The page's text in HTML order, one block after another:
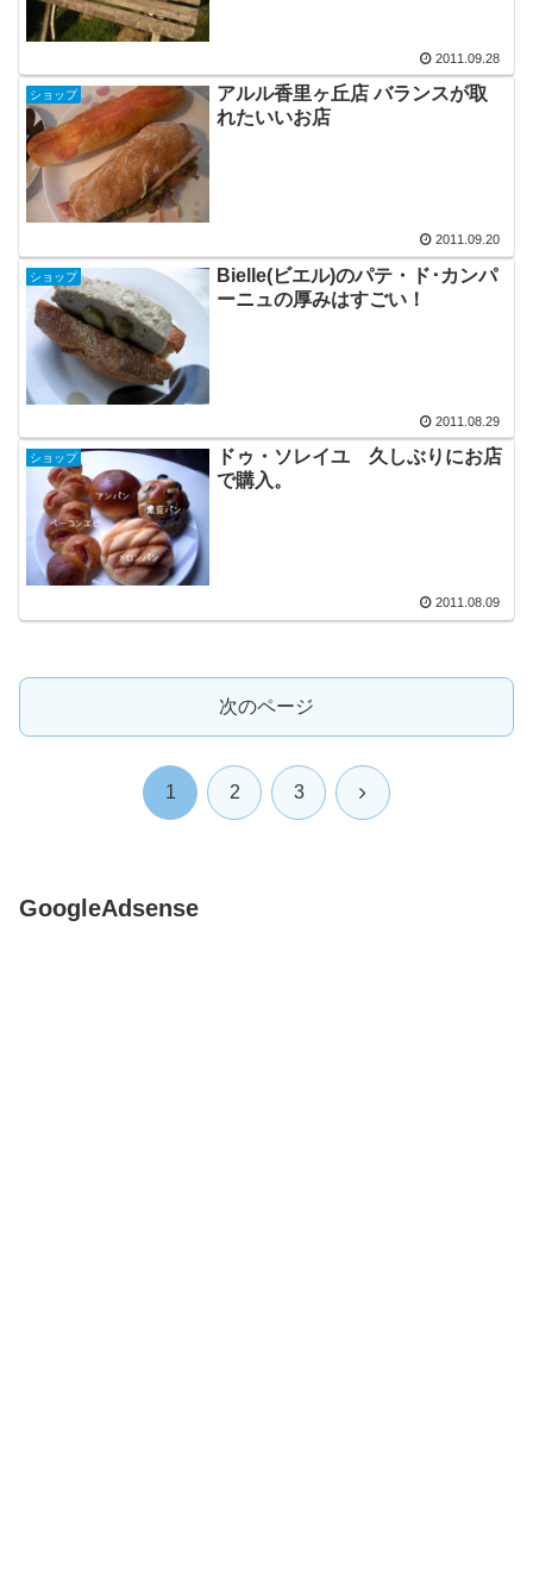
2011.09.28
ショップ
アルル香里ヶ丘店 バランスが取
れたいいお店
2011.09.20
ショップ
Bielle(ビエル)のパテ・ド･カンパ
ーニュの厚みはすごい！
2011.08.29
ショップ
ドゥ・ソレイユ 久しぶりにお店
で購入。
2011.08.09
次のページ
1 2 3 次
GoogleAdsense